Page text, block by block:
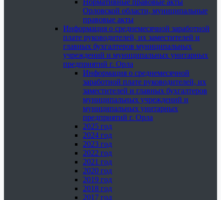
Нормативные правовые акты
Орловской области, муниципальные
правовые акты
Информация о среднемесячной заработной
плате руководителей, их заместителей и
главных бухгалтеров муниципальных
учреждений и муниципальных унитарных
предприятий г. Орла
Информация о среднемесячной
заработной плате руководителей, их
заместителей и главных бухгалтеров
муниципальных учреждений и
муниципальных унитарных
предприятий г. Орла
2025 год
2024 год
2023 год
2022 год
2021 год
2020 год
2019 год
2018 год
2017 год